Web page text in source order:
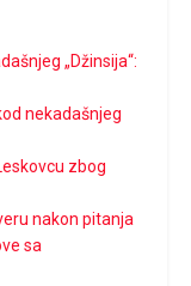
„Džinsija“:
nekadašnjeg
zbog
nakon pitanja
sa